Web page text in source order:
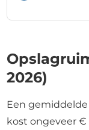
2026)
Een gemiddelde
kost ongeveer €